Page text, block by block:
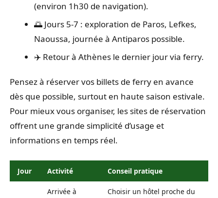
(environ 1h30 de navigation).
🌅 Jours 5-7 : exploration de Paros, Lefkes,
Naoussa, journée à Antiparos possible.
✈️ Retour à Athènes le dernier jour via ferry.
Pensez à réserver vos billets de ferry en avance
dès que possible, surtout en haute saison estivale.
Pour mieux vous organiser, les sites de réservation
offrent une grande simplicité d’usage et
informations en temps réel.
Jour Activité Conseil pratique
Arrivée à
Choisir un hôtel proche du